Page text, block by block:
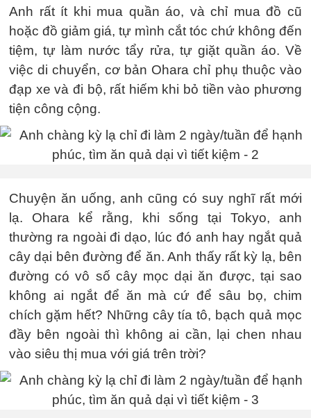
Anh rất ít khi mua quần áo, và chỉ mua đồ cũ
hoặc đồ giảm giá, tự mình cắt tóc chứ không đến
tiệm, tự làm nước tẩy rửa, tự giặt quần áo. Về
việc di chuyển, cơ bản Ohara chỉ phụ thuộc vào
đạp xe và đi bộ, rất hiếm khi bỏ tiền vào phương
tiện công cộng.
Chuyện ăn uống, anh cũng có suy nghĩ rất mới
lạ. Ohara kể rằng, khi sống tại Tokyo, anh
thường ra ngoài đi dạo, lúc đó anh hay ngắt quả
cây dại bên đường để ăn. Anh thấy rất kỳ lạ, bên
đường có vô số cây mọc dại ăn được, tại sao
không ai ngắt để ăn mà cứ để sâu bọ, chim
chích gặm hết? Những cây tía tô, bạch quả mọc
đầy bên ngoài thì không ai cần, lại chen nhau
vào siêu thị mua với giá trên trời?